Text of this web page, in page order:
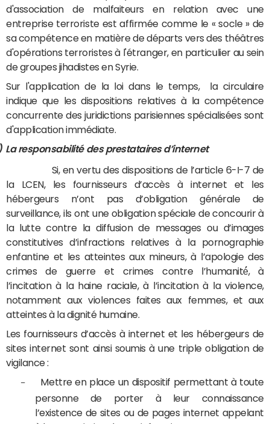
d'association de malfaiteurs en relation avec une
entreprise terroriste est affirmée comme le « socle » de
sa compétence en matière de départs vers des théâtres
d'opérations terroristes à l'étranger, en particulier au sein
de groupes jihadistes en Syrie.
Sur l'application de la loi dans le temps, la circulaire
indique que les dispositions relatives à la compétence
concurrente des juridictions parisiennes spécialisées sont
d'application immédiate.
La responsabilité des prestataires d’internet
Si, en vertu des dispositions de l’article 6-I-7 de
la LCEN, les fournisseurs d’accès à internet et les
hébergeurs n’ont pas d’obligation générale de
surveillance, ils ont une obligation spéciale de concourir à
la lutte contre la diffusion de messages ou d’images
constitutives d’infractions relatives à la pornographie
enfantine et les atteintes aux mineurs, à l’apologie des
crimes de guerre et crimes contre l’humanité́, à
l’incitation à la haine raciale, à l’incitation à la violence,
notamment aux violences faites aux femmes, et aux
atteintes à la dignité humaine.
Les fournisseurs d’accès à internet et les hébergeurs de
sites internet sont ainsi soumis à une triple obligation de
vigilance :
–
Mettre en place un dispositif permettant à toute
personne de porter à leur connaissance
l’existence de sites ou de pages internet appelant